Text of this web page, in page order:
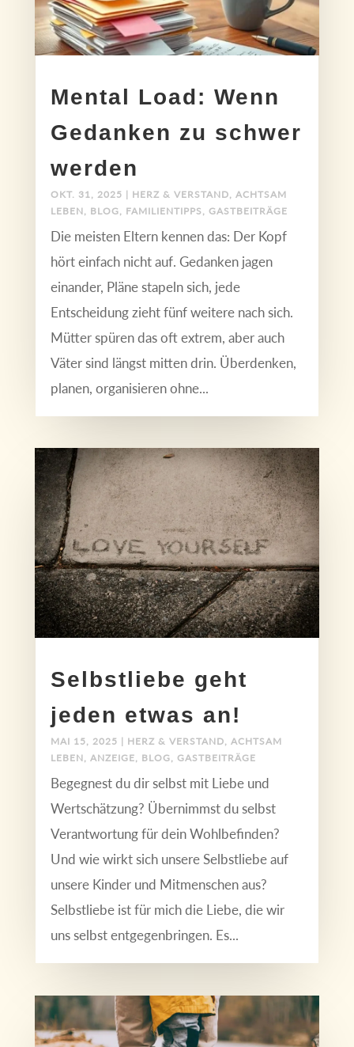
Mental Load: Wenn
Gedanken zu schwer
werden
OKT. 31, 2025 | HERZ & VERSTAND, ACHTSAM
LEBEN, BLOG, FAMILIENTIPPS, GASTBEITRÄGE
Die meisten Eltern kennen das: Der Kopf
hört einfach nicht auf. Gedanken jagen
einander, Pläne stapeln sich, jede
Entscheidung zieht fünf weitere nach sich.
Mütter spüren das oft extrem, aber auch
Väter sind längst mitten drin. Überdenken,
planen, organisieren ohne...
Selbstliebe geht
jeden etwas an!
MAI 15, 2025 | HERZ & VERSTAND, ACHTSAM
LEBEN, ANZEIGE, BLOG, GASTBEITRÄGE
Begegnest du dir selbst mit Liebe und
Wertschätzung? Übernimmst du selbst
Verantwortung für dein Wohlbefinden?
Und wie wirkt sich unsere Selbstliebe auf
unsere Kinder und Mitmenschen aus?
Selbstliebe ist für mich die Liebe, die wir
uns selbst entgegenbringen. Es...